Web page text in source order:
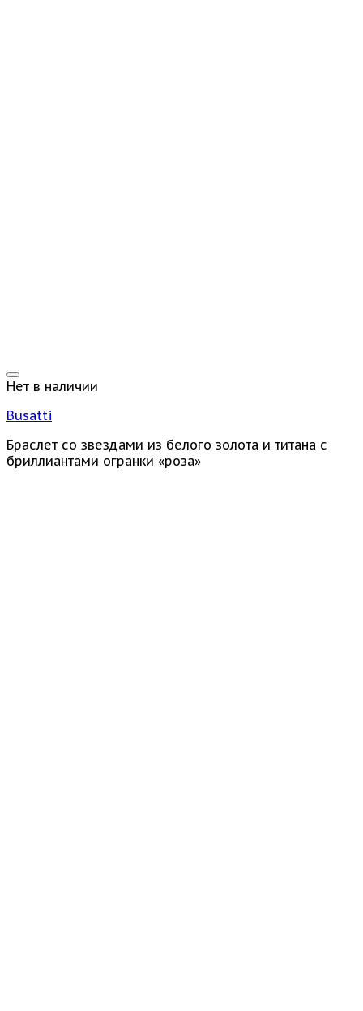
Нет в наличии
Busatti
Браслет со звездами из белого золота и титана с
бриллиантами огранки «роза»